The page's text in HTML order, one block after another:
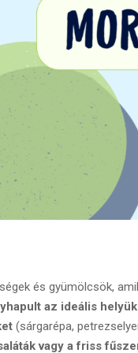
és gyümölcsök,
az ideális helyük
(sárgarépa,
vagy a friss